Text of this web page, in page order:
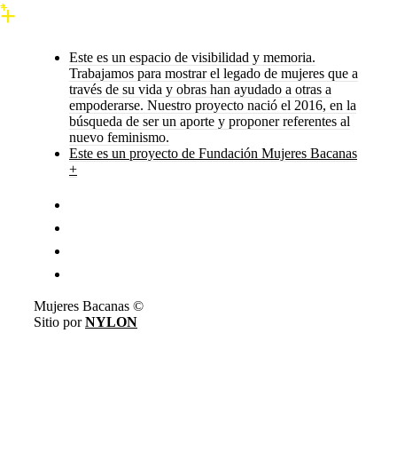
Este es un espacio de visibilidad y memoria.
Trabajamos para mostrar el legado de mujeres que a
través de su vida y obras han ayudado a otras a
empoderarse. Nuestro proyecto nació el 2016, en la
búsqueda de ser un aporte y proponer referentes al
nuevo feminismo.
Este es un proyecto de Fundación Mujeres Bacanas
+
Mujeres Bacanas ©
Sitio porNYLON